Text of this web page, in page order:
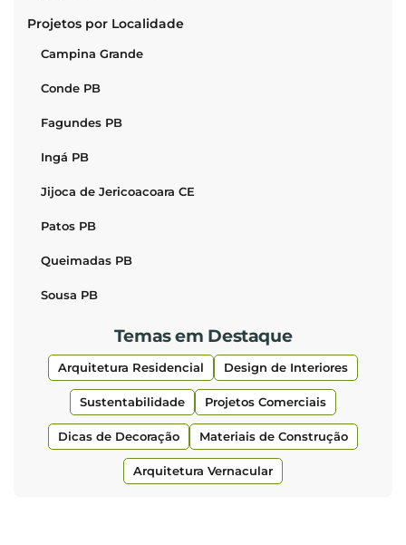
Projetos por Localidade
Campina Grande
Conde PB
Fagundes PB
Ingá PB
Jijoca de Jericoacoara CE
Patos PB
Queimadas PB
Sousa PB
Temas em Destaque
Arquitetura Residencial Design de Interiores
Sustentabilidade Projetos Comerciais
Dicas de Decoração Materiais de Construção
Arquitetura Vernacular